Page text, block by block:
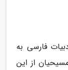
فارسی به
از این